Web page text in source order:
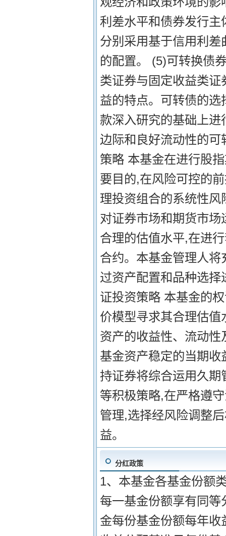
利差水平和债券发行
分别采用基于信用利
的配置。 (5)可转换债
类证券与固定收益类
益的特点。可转债的
款深入研究的基础上
边际和良好流动性的
策略 本基金在进行股
要目的,在风险可控的
理投资组合的系统性
对证券市场和期货市
合理的估值水平,在进
合约。本基金管理人
过资产配置和品种选
证投资策略 本基金的
价模型寻求其合理估
资产的收益性、流动
基金资产稳定的当期
持证券将综合运用久
等积极策略,在严格遵
管理,选择经风险调整
益。
分红政策
1、本基金各基金份额
每一基金份额享有同
金每份基金份额每年